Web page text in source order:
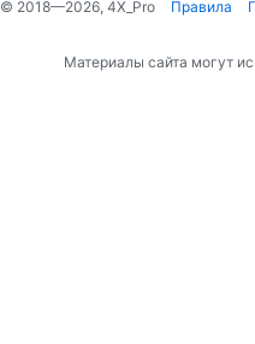
© 2018—2026, 4X_Pro Правила
Материалы сайта могут